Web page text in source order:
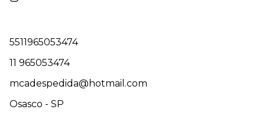
5511965053474
11 965053474
mcadespedida@hotmail.com
Osasco - SP